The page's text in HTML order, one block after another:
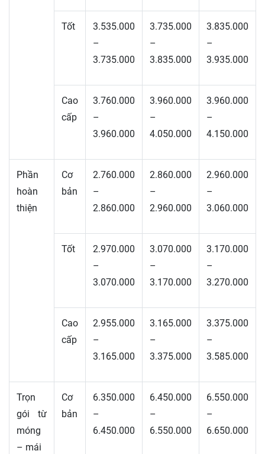
Tốt
3.535.000
–
3.735.000
3.735.000
–
3.835.000
3.835.000
–
3.935.000
Cao
cấp
3.760.000
–
3.960.000
3.960.000
–
4.050.000
3.960.000
–
4.150.000
Phần
hoàn
thiện
Cơ
bản
2.760.000
–
2.860.000
2.860.000
–
2.960.000
2.960.000
–
3.060.000
Tốt
2.970.000
–
3.070.000
3.070.000
–
3.170.000
3.170.000
–
3.270.000
Cao
cấp
2.955.000
–
3.165.000
3.165.000
–
3.375.000
3.375.000
–
3.585.000
Trọn
gói từ
móng
– mái
Cơ
bản
6.350.000
–
6.450.000
6.450.000
–
6.550.000
6.550.000
–
6.650.000